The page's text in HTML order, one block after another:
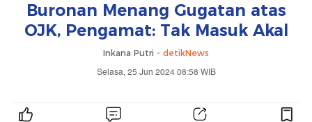
Buronan Menang Gugatan atas
OJK, Pengamat: Tak Masuk Akal
Inkana Putri - detikNews
Selasa, 25 Jun 2024 08:58 WIB